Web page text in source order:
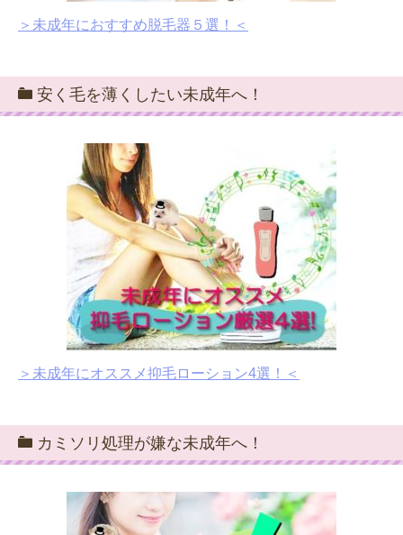
＞未成年におすすめ脱毛器５選！＜
安く毛を薄くしたい未成年へ！
＞未成年にオススメ抑毛ローション4選！＜
カミソリ処理が嫌な未成年へ！